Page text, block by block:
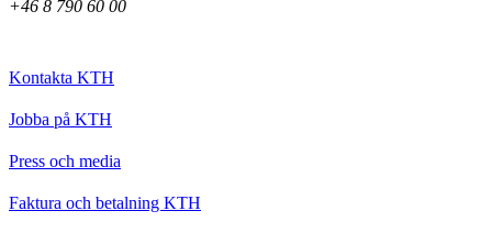
+46 8 790 60 00
Kontakta KTH
Jobba på KTH
Press och media
Faktura och betalning KTH